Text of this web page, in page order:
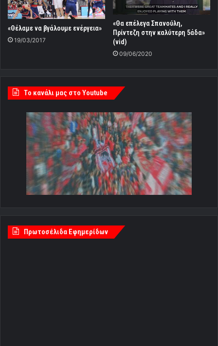
«Θέλαμε να βγάλουμε ενέργεια»
19/03/2017
«Θα επέλεγα Σπανούλη,
Πρίντεζη στην καλύτερη 5άδα»
(vid)
09/06/2020
Tο κανάλι μας στο Youtube
Πρωτοσέλιδα Εφημερίδων